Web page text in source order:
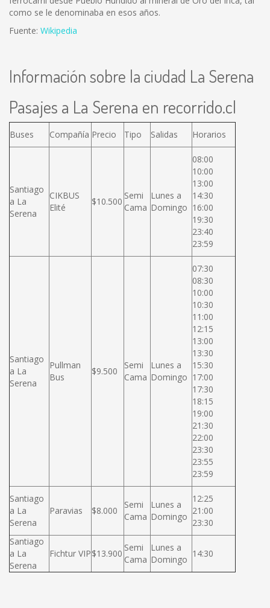
como se le denominaba en esos años.
Fuente: Wikipedia
Información sobre la ciudad La Serena
Pasajes a La Serena en recorrido.cl
Buses Compañía Precio Tipo Salidas Horarios
Santiago
a La
Serena
CIKBUS
Elité
$10.500
Semi
Cama
Lunes a
Domingo
08:00
10:00
13:00
14:30
16:00
19:30
23:40
23:59
Santiago
a La
Serena
Pullman
Bus
$9.500
Semi
Cama
Lunes a
Domingo
07:30
08:30
10:00
10:30
11:00
12:15
13:00
13:30
15:30
17:00
17:30
18:15
19:00
21:30
22:00
23:30
23:55
23:59
Santiago
a La
Serena
Paravias $8.000
Semi
Cama
Lunes a
Domingo
12:25
21:00
23:30
Santiago
a La
Serena
Fichtur VIP$13.900
Semi
Cama
Lunes a
Domingo
14:30